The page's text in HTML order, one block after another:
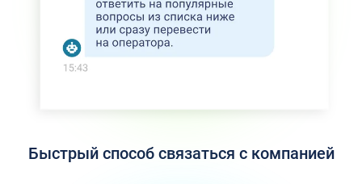
Быстрый способ связаться с компанией